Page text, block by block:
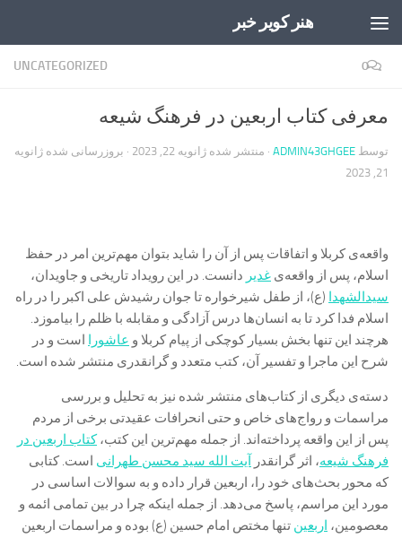
هنر کویر خبر
UNCATEGORIZED 0
معرفی کتاب اربعین در فرهنگ شیعه
توسط ADMIN43GHGEE · منتشر شده ژانویه 22, 2023 · بروزرسانی شده ژانویه
21, 2023
واقعه‌ی کربلا و اتفاقات پس از آن را شاید بتوان مهم‌ترین امر در حفظ
اسلام، پس از واقعه‌ی غدیر دانست. در این رویداد تاریخی و جاویدان،
سیدالشهدا (ع)، از طفل شیرخواره تا جوان رشیدش علی اکبر را در راه
اسلام فدا کرد تا به انسان‌ها درس آزادگی و مقابله با ظلم را بیاموزد.
هرچند این تنها بخش بسیار کوچکی از پیام کربلا و عاشورا است و در
شرح این ماجرا و تفسیر آن، کتب متعدد و گرانقدری منتشر شده است.
دسته‌ی دیگری از کتاب‌های منتشر شده نیز به تحلیل و بررسی
مراسمات و رواج‌های خاص و حتی انحرافات عقیدتی برخی از مردم
پس از این واقعه پرداخته‌اند. از جمله مهم‌ترین این کتب،کتاب اربعین در
فرهنگ شیعه، اثر گرانقدر آیت الله سید محسن طهرانی است. کتابی
که محور بحث‌های خود را، اربعین قرار داده و به سوالات اساسی در
مورد این مراسم، پاسخ می‌دهد. از جمله اینکه چرا در بین تمامی ائمه و
معصومین، اربعین تنها مختص امام حسین (ع) بوده و مراسمات اربعین